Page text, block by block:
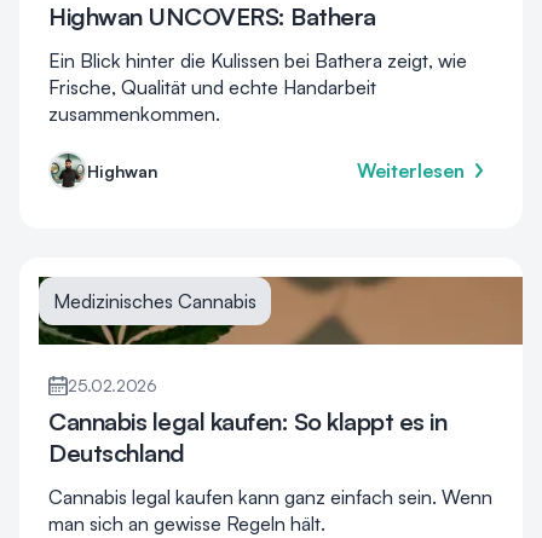
Highwan UNCOVERS: Bathera
Ein Blick hinter die Kulissen bei Bathera zeigt, wie
Frische, Qualität und echte Handarbeit
zusammenkommen.
Highwan Weiterlesen
Medizinisches Cannabis
25.02.2026
Cannabis legal kaufen: So klappt es in
Deutschland
Cannabis legal kaufen kann ganz einfach sein. Wenn
man sich an gewisse Regeln hält.